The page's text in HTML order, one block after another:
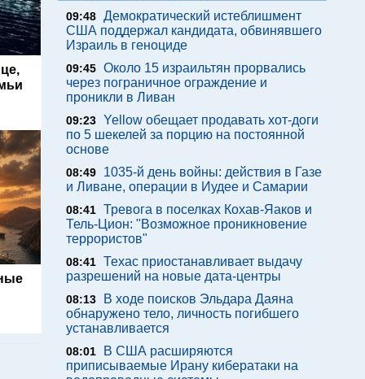
09:48 Демократический истеблишмент
США поддержал кандидата, обвинявшего
Израиль в геноциде
09:45 Около 15 израильтян прорвались
через пограничное ограждение и
проникли в Ливан
09:23 Yellow обещает продавать хот-доги
по 5 шекелей за порцию на постоянной
основе
08:49
1035-й день войны: действия в Газе
и Ливане, операции в Иудее и Самарии
08:41 Тревога в поселках Кохав-Яаков и
Тель-Цион: "Возможное проникновение
террористов"
08:41 Техас приостанавливает выдачу
разрешений на новые дата-центры
08:13
В ходе поисков Эльдара Даяна
обнаружено тело, личность погибшего
устанавливается
08:01
В США расширяются
приписываемые Ирану кибератаки на